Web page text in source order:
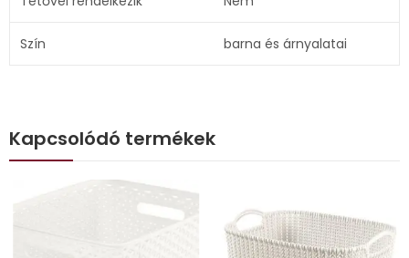
Szín barna és árnyalatai
Kapcsolódó termékek